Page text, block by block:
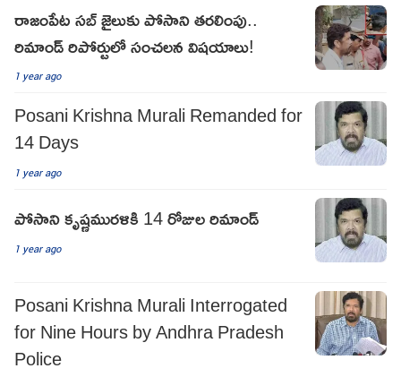
రాజంపేట స‌బ్ జైలుకు పోసాని త‌ర‌లింపు..
రిమాండ్ రిపోర్టులో సంచ‌ల‌న విష‌యాలు!
1 year ago
Posani Krishna Murali Remanded for
14 Days
1 year ago
పోసాని కృష్ణ‌ముర‌ళికి 14 రోజుల రిమాండ్‌
1 year ago
Posani Krishna Murali Interrogated
for Nine Hours by Andhra Pradesh
Police